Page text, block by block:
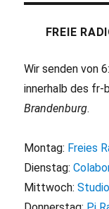
FREIE
Wir senden von
innerhalb des fr-
Brandenburg.
Montag: Freies
Dienstag:
Mittwoch: